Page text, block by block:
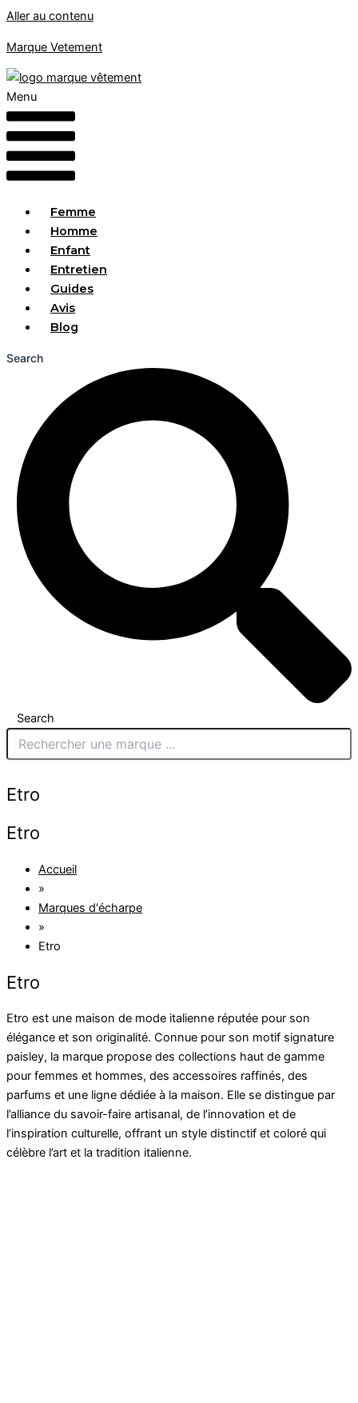
Aller au contenu
Marque Vetement
Menu
Femme
Homme
Enfant
Entretien
Guides
Avis
Blog
Search
Search
Etro
Etro
Accueil
»
Marques d'écharpe
»
Etro
Etro
Etro est une maison de mode italienne réputée pour son
élégance et son originalité. Connue pour son motif signature
paisley, la marque propose des collections haut de gamme
pour femmes et hommes, des accessoires raffinés, des
parfums et une ligne dédiée à la maison. Elle se distingue par
l’alliance du savoir-faire artisanal, de l’innovation et de
l’inspiration culturelle, offrant un style distinctif et coloré qui
célèbre l’art et la tradition italienne.